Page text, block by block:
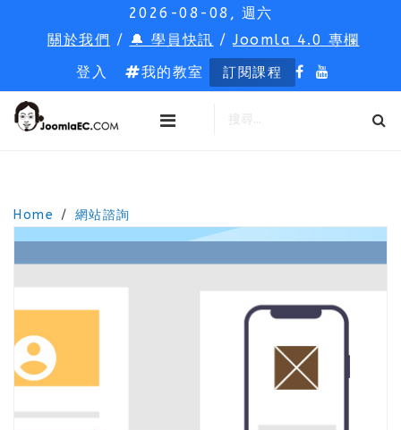
2026-08-08, 週六
關於我們 / 🔔 學員快訊 /Joomla 4.0 專欄
登入
我的教室 訂閱課程
Home 網站諮詢